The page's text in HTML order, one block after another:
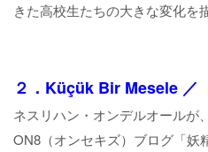
きた高校生たちの大きな変化を
２．Küçük Bir Mesele ／
ネスリハン・オンデルオールが
ON8（オンセキズ）ブログ「妖